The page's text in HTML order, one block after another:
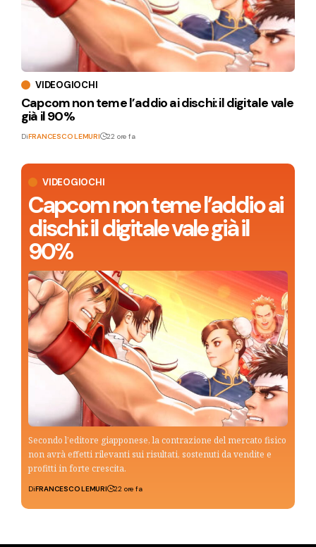
VIDEOGIOCHI
Capcom non teme l’addio ai
dischi: il digitale vale già il
90%
Secondo l’editore giapponese, la contrazione del mercato fisico
non avrà effetti rilevanti sui risultati, sostenuti da vendite e
profitti in forte crescita.
DiFRANCESCO LEMURI 22 ore fa
VIDEOGIOCHI
Capcom non teme l’addio ai dischi: il digitale vale
già il 90%
DiFRANCESCO LEMURI 22 ore fa